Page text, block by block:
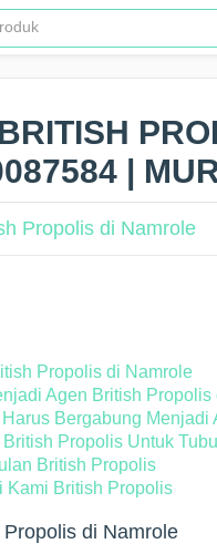
|
Propolis di Namrole
Agen British
Bergabung Menjadi
British Propolis Untuk
British Propolis
Kami British Propolis
di Namrole